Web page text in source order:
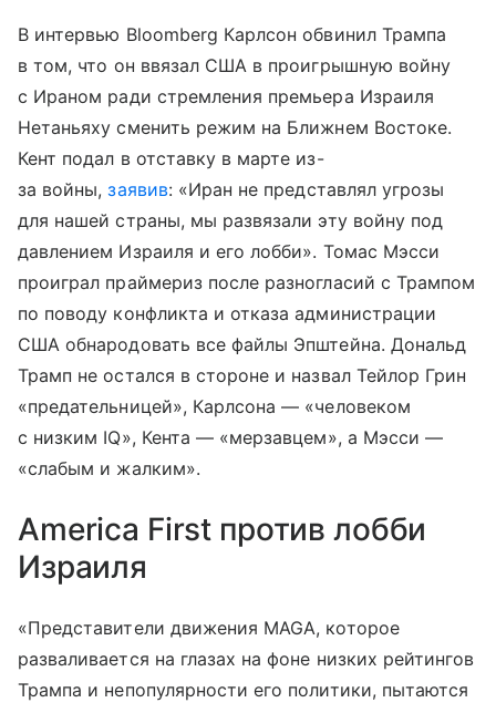
В интервью Bloomberg Карлсон обвинил Трампа
в том, что он ввязал США в проигрышную войну
с Ираном ради стремления премьера Израиля
Нетаньяху сменить режим на Ближнем Востоке.
Кент подал в отставку в марте из-
за войны,заявив: «Иран не представлял угрозы
для нашей страны, мы развязали эту войну под
давлением Израиля и его лобби». Томас Мэсси
проиграл праймериз после разногласий с Трампом
по поводу конфликта и отказа администрации
США обнародовать все файлы Эпштейна. Дональд
Трамп не остался в стороне и назвал Тейлор Грин
«предательницей», Карлсона — «человеком
с низким IQ», Кента — «мерзавцем», а Мэсси —
«слабым и жалким».
America First против лобби
Израиля
«Представители движения MAGA, которое
разваливается на глазах на фоне низких рейтингов
Трампа и непопулярности его политики, пытаются